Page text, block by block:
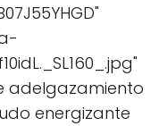
adelgazamiento
energizante